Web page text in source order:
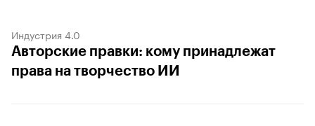
Индустрия 4.0
Авторские правки: кому принадлежат
права на творчество ИИ